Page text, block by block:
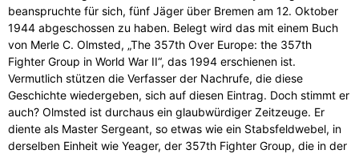
beanspruchte für sich, fünf Jäger über Bremen am 12. Oktober
1944 abgeschossen zu haben. Belegt wird das mit einem Buch
von Merle C. Olmsted, „The 357th Over Europe: the 357th
Fighter Group in World War II“, das 1994 erschienen ist.
Vermutlich stützen die Verfasser der Nachrufe, die diese
Geschichte wiedergeben, sich auf diesen Eintrag. Doch stimmt er
auch? Olmsted ist durchaus ein glaubwürdiger Zeitzeuge. Er
diente als Master Sergeant, so etwas wie ein Stabsfeldwebel, in
derselben Einheit wie Yeager, der 357th Fighter Group, die in der